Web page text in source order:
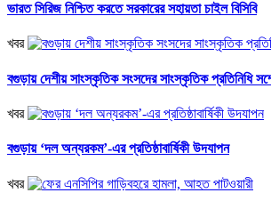
ভারত সিরিজ নিশ্চিত করতে সরকারের সহায়তা চাইল বিসিবি
খবর
বগুড়ায় দেশীয় সাংস্কৃতিক সংসদের সাংস্কৃতিক প্রতিনিধি
খবর
বগুড়ায় ‘দল অন্যরকম’-এর প্রতিষ্ঠাবার্ষিকী উদযাপন
খবর